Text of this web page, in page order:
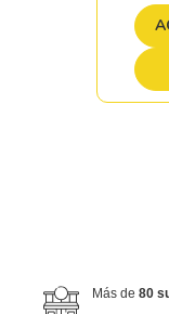
Más de 80